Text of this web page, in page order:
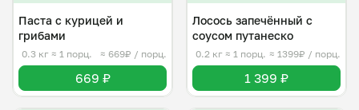
Паста с курицей и
грибами
0.3 кг ≈ 1 порц. ≈ 669₽ / порц.
669 ₽
Лосось запечённый с
соусом путанеско
0.2 кг ≈ 1 порц. ≈ 1399₽ / порц.
1 399 ₽